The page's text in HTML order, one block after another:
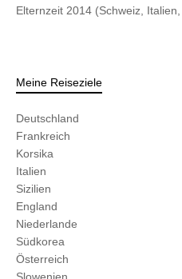
Elternzeit 2014 (Schweiz,
Meine Reiseziele
Deutschland
Frankreich
Korsika
Italien
Sizilien
England
Niederlande
Südkorea
Österreich
Slowenien